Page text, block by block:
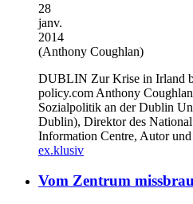
28
janv.
2014
(Anthony Coughlan)
DUBLIN Zur Krise in Irland
policy.com Anthony
Sozialpolitik an der Dublin
Dublin), Direktor des
Information Centre, Autor
ex.klusiv
Vom Zentrum